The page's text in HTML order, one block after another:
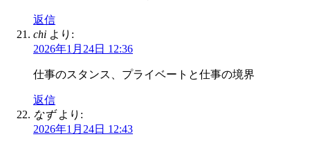
返信
chi より:
2026年1月24日 12:36
仕事のスタンス、プライベートと仕事の境界
返信
なず より:
2026年1月24日 12:43